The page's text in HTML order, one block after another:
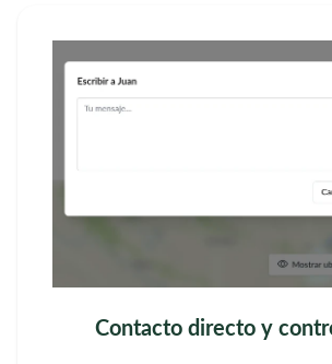
Contacto directo y